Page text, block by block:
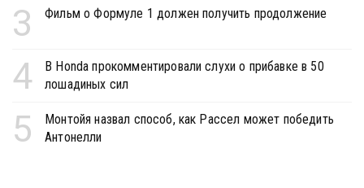
3 Фильм о Формуле 1 должен получить продолжение
4
В Honda прокомментировали слухи о прибавке в 50
лошадиных сил
5
Монтойя назвал способ, как Рассел может победить
Антонелли